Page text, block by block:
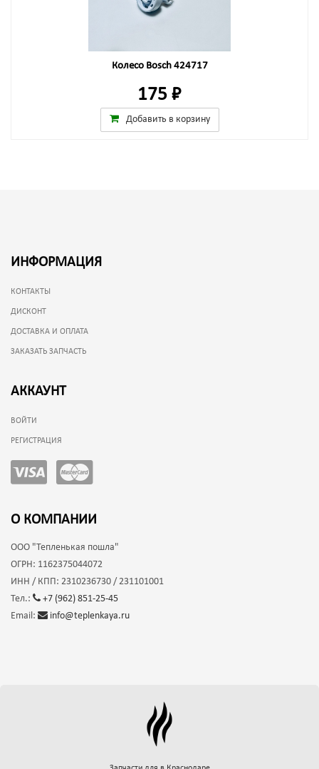
Колесо Bosch 424717
175 ₽
Добавить в корзину
ИНФОРМАЦИЯ
КОНТАКТЫ
ДИСКОНТ
ДОСТАВКА И ОПЛАТА
ЗАКАЗАТЬ ЗАПЧАСТЬ
АККАУНТ
ВОЙТИ
РЕГИСТРАЦИЯ
О КОМПАНИИ
ООО "Тепленькая пошла"
ОГРН: 1162375044072
ИНН / КПП: 2310236730 / 231101001
Тел.:
+7 (962) 851-25-45
Email:
info@teplenkaya.ru